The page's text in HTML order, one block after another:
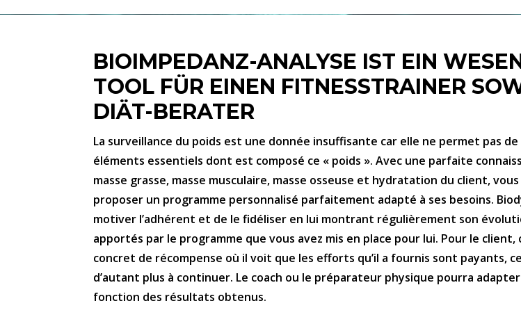
BIOIMPEDANZ-ANALYSE IST EIN
TOOL FÜR EINEN FITNESSTRAINER
DIÄT-BERATER
La surveillance du poids est une donnée insuffisante car elle ne permet pas
éléments essentiels dont est composé ce « poids ». Avec une parfaite
masse grasse, masse musculaire, masse osseuse et hydratation du client,
proposer un programme personnalisé parfaitement adapté à ses besoins.
motiver l’adhérent et de le fidéliser en lui montrant régulièrement son
apportés par le programme que vous avez mis en place pour lui. Pour le client,
concret de récompense où il voit que les efforts qu’il a fournis sont payants,
d’autant plus à continuer. Le coach ou le préparateur physique pourra
fonction des résultats obtenus.